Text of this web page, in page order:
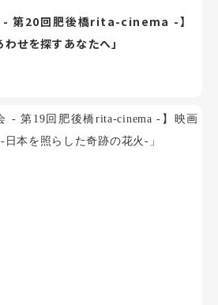
- 第20回肥後橋rita-cinema -】
せを探すあなたへ」